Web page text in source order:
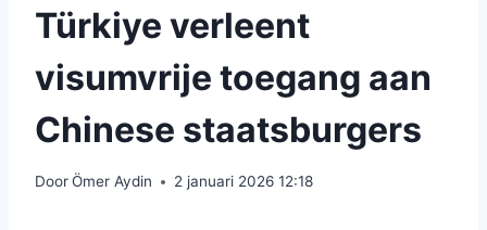
Türkiye verleent
visumvrije toegang aan
Chinese staatsburgers
DoorÖmer Aydin 2 januari 2026 12:18